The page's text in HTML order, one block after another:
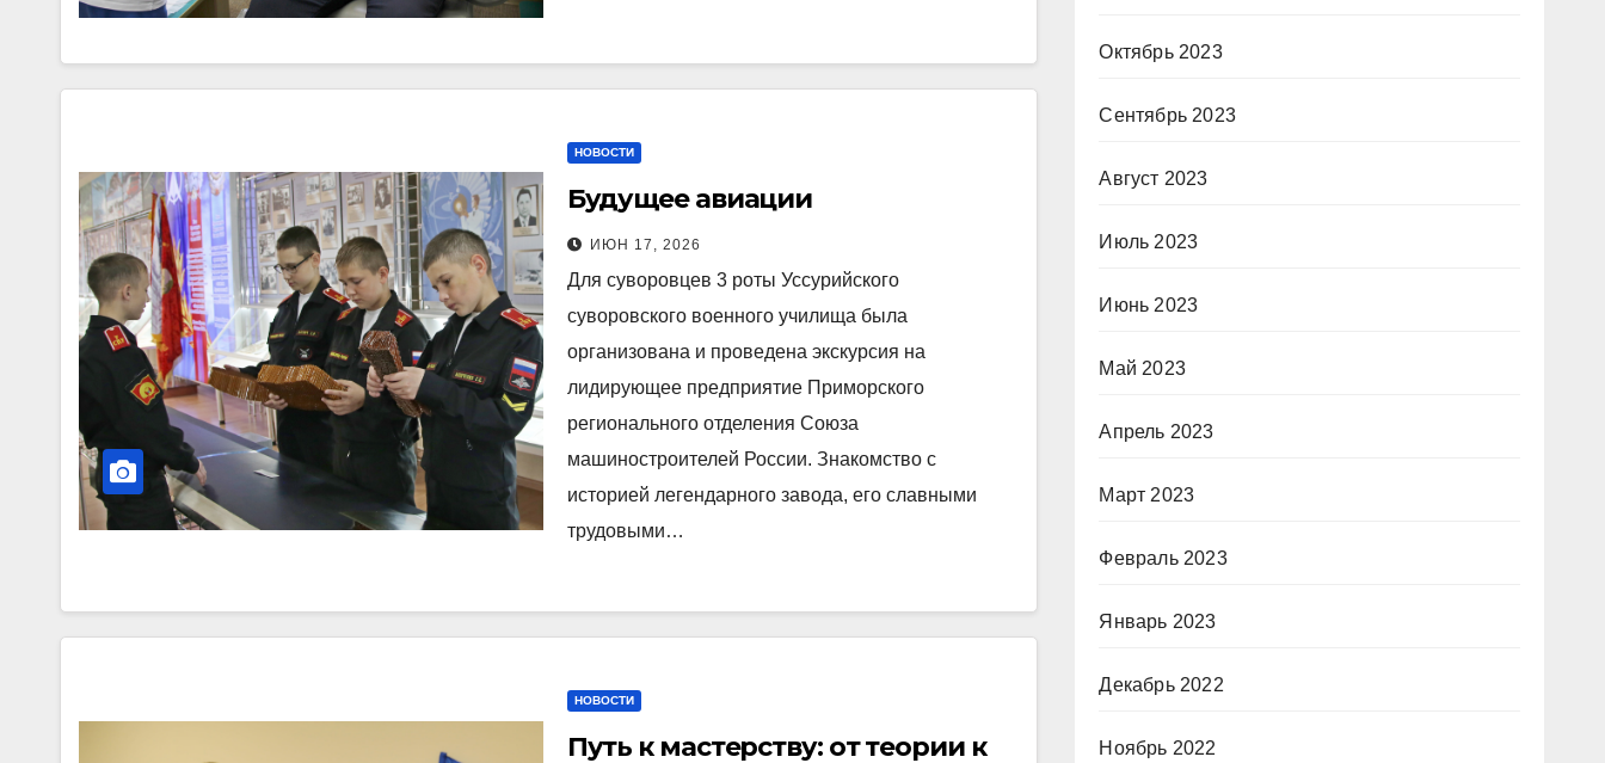
НОВОСТИ
Будущее авиации
ИЮН 17, 2026
Для суворовцев 3 роты Уссурийского
суворовского военного училища была
организована и проведена экскурсия на
лидирующее предприятие Приморского
регионального отделения Союза
машиностроителей России. Знакомство с
историей легендарного завода, его славными
трудовыми…
НОВОСТИ
Путь к мастерству: от теории к
Октябрь 2023
Сентябрь 2023
Август 2023
Июль 2023
Июнь 2023
Май 2023
Апрель 2023
Март 2023
Февраль 2023
Январь 2023
Декабрь 2022
Ноябрь 2022